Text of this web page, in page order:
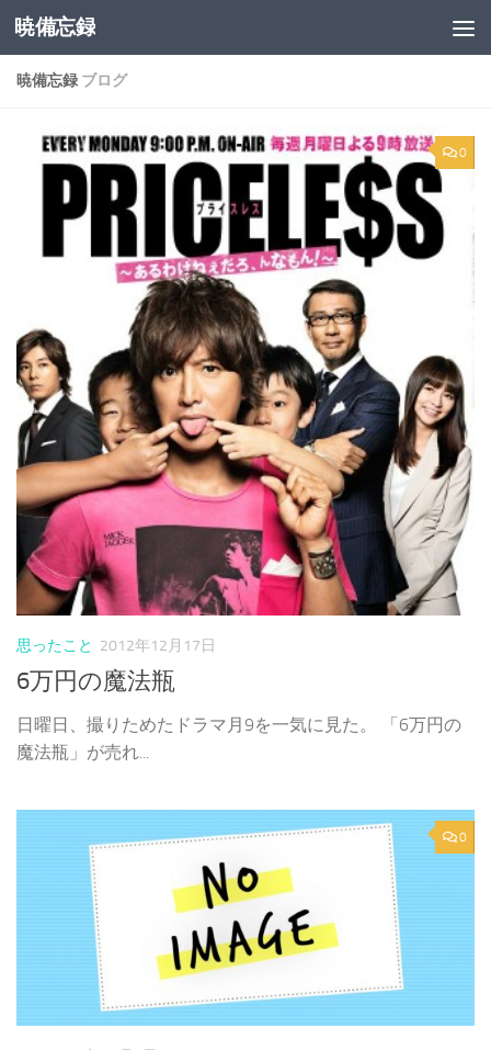
コンテンツへスキップ
暁備忘録
暁備忘録 ブログ
0
思ったこと 2012年12月17日
6万円の魔法瓶
日曜日、撮りためたドラマ月9を一気に見た。 「6万円の
魔法瓶」が売れ...
0